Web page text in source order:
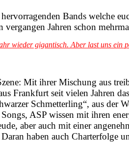
Bands welche
Jahren schon
wieder gigantisch. Aber last uns ein
Mit ihrer Mischung aus
Frankfurt seit vielen Jahren
Schmetterling“, aus der
ASP wissen mit ihren
aber auch mit einer
haben auch Charterfolge